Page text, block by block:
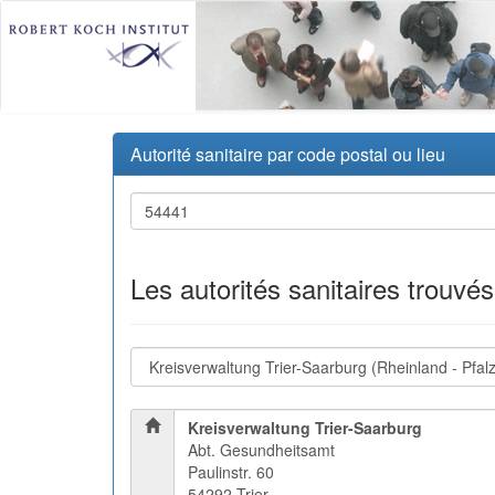
Autorité sanitaire par code postal ou lieu
Les autorités sanitaires
Kreisverwaltung Trier-Saarburg
Abt. Gesundheitsamt
Paulinstr. 60